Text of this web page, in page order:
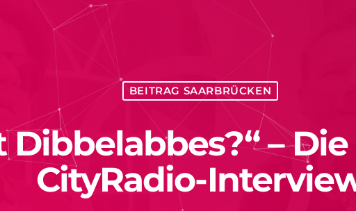
BEITRAG SAARBRÜCKEN
Dibbelabbes?“ –
CityRadio-